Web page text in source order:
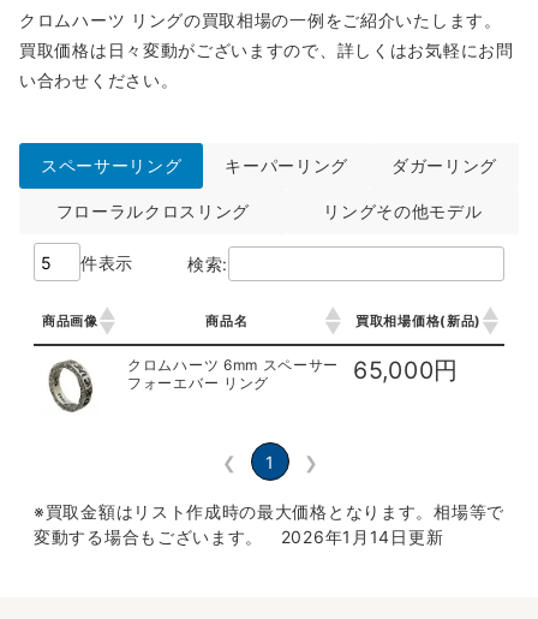
クロムハーツ リングの買取相場の一例をご紹介いたします。
買取価格は日々変動がございますので、詳しくはお気軽にお問
い合わせください。
スペーサーリング キーパーリング ダガーリング
フローラルクロスリング リングその他モデル
件表示 検索:
商品画像 商品名 買取相場価格(新品)
商品画像 商品名 買取相場価格(新品)
クロムハーツ 6mm スペーサー
フォーエバー リング
65,000円
❮ 1 ❯
※買取金額はリスト作成時の最大価格となります。相場等で
変動する場合もございます。 2026年1月14日更新